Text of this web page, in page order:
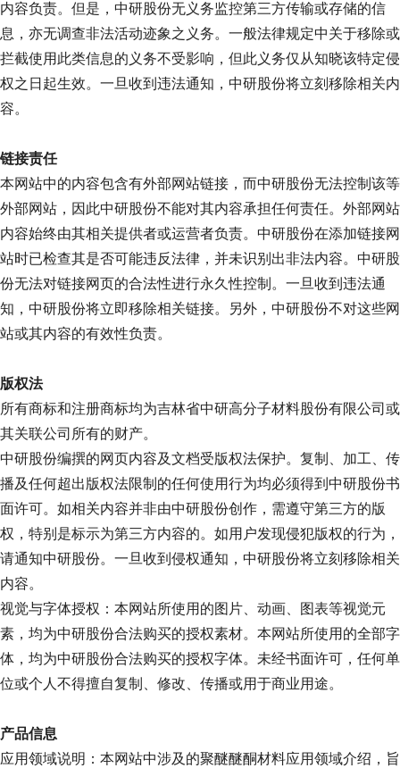
内容负责。但是，中研股份无义务监控第三方传输或存储的信
息，亦无调查非法活动迹象之义务。一般法律规定中关于移除或
拦截使用此类信息的义务不受影响，但此义务仅从知晓该特定侵
权之日起生效。一旦收到违法通知，中研股份将立刻移除相关内
容。
链接责任
本网站中的内容包含有外部网站链接，而中研股份无法控制该等
外部网站，因此中研股份不能对其内容承担任何责任。外部网站
内容始终由其相关提供者或运营者负责。中研股份在添加链接网
站时已检查其是否可能违反法律，并未识别出非法内容。中研股
份无法对链接网页的合法性进行永久性控制。一旦收到违法通
知，中研股份将立即移除相关链接。另外，中研股份不对这些网
站或其内容的有效性负责。
版权法
所有商标和注册商标均为吉林省中研高分子材料股份有限公司或
其关联公司所有的财产。
中研股份编撰的网页内容及文档受版权法保护。复制、加工、传
播及任何超出版权法限制的任何使用行为均必须得到中研股份书
面许可。如相关内容并非由中研股份创作，需遵守第三方的版
权，特别是标示为第三方内容的。如用户发现侵犯版权的行为，
请通知中研股份。一旦收到侵权通知，中研股份将立刻移除相关
内容。
视觉与字体授权：本网站所使用的图片、动画、图表等视觉元
素，均为中研股份合法购买的授权素材。本网站所使用的全部字
体，均为中研股份合法购买的授权字体。未经书面许可，任何单
位或个人不得擅自复制、修改、传播或用于商业用途。
产品信息
应用领域说明：本网站中涉及的聚醚醚酮材料应用领域介绍，旨